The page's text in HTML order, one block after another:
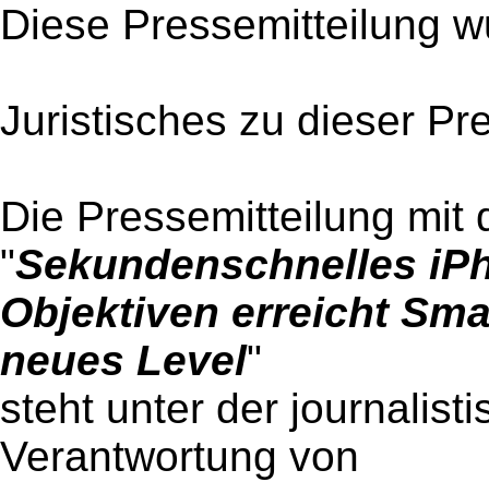
Diese Pressemitteilung
Juristisches zu dieser
Die Pressemitteilung mit
"Sekundenschnelles
Objektiven erreicht
neues Level"
steht unter der
Verantwortung von